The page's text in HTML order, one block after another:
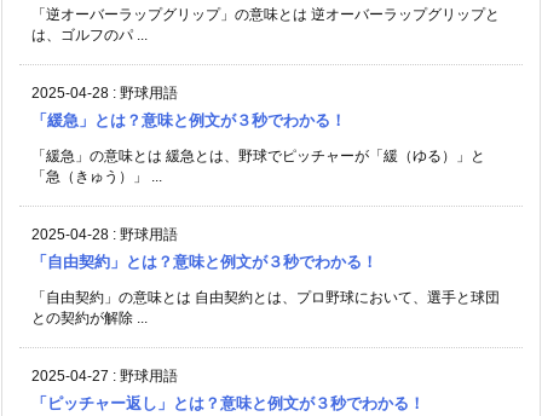
「逆オーバーラップグリップ」の意味とは 逆オーバーラップグリップと
は、ゴルフのパ ...
2025-04-28 : 野球用語
「緩急」とは？意味と例文が３秒でわかる！
「緩急」の意味とは 緩急とは、野球でピッチャーが「緩（ゆる）」と
「急（きゅう）」 ...
2025-04-28 : 野球用語
「自由契約」とは？意味と例文が３秒でわかる！
「自由契約」の意味とは 自由契約とは、プロ野球において、選手と球団
との契約が解除 ...
2025-04-27 : 野球用語
「ピッチャー返し」とは？意味と例文が３秒でわかる！